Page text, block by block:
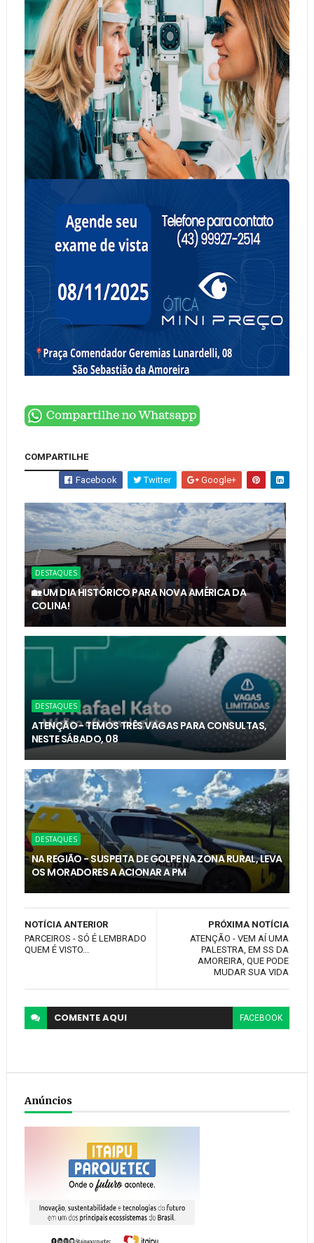
COMPARTILHE
Facebook Twitter Google+
DESTAQUES
🏡 UM DIA HISTÓRICO PARA NOVA AMÉRICA DA
COLINA!
DESTAQUES
ATENÇÃO - TEMOS TRÊS VAGAS PARA CONSULTAS,
NESTE SÁBADO, 08
DESTAQUES
NA REGIÃO - SUSPEITA DE GOLPE NA ZONA RURAL, LEVA
OS MORADORES A ACIONAR A PM
PRÓXIMA NOTÍCIA
ATENÇÃO - VEM AÍ UMA
PALESTRA, EM SS DA
AMOREIRA, QUE PODE
MUDAR SUA VIDA
NOTÍCIA ANTERIOR
PARCEIROS - SÓ É LEMBRADO
QUEM É VISTO...
COMENTEAQUI FACEBOOK
Anúncios